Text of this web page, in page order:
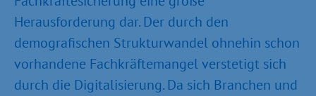
Herausforderung dar. Der durch den
demografischen Strukturwandel ohnehin schon
vorhandene Fachkräftemangel verstetigt sich
durch die Digitalisierung. Da sich Branchen und